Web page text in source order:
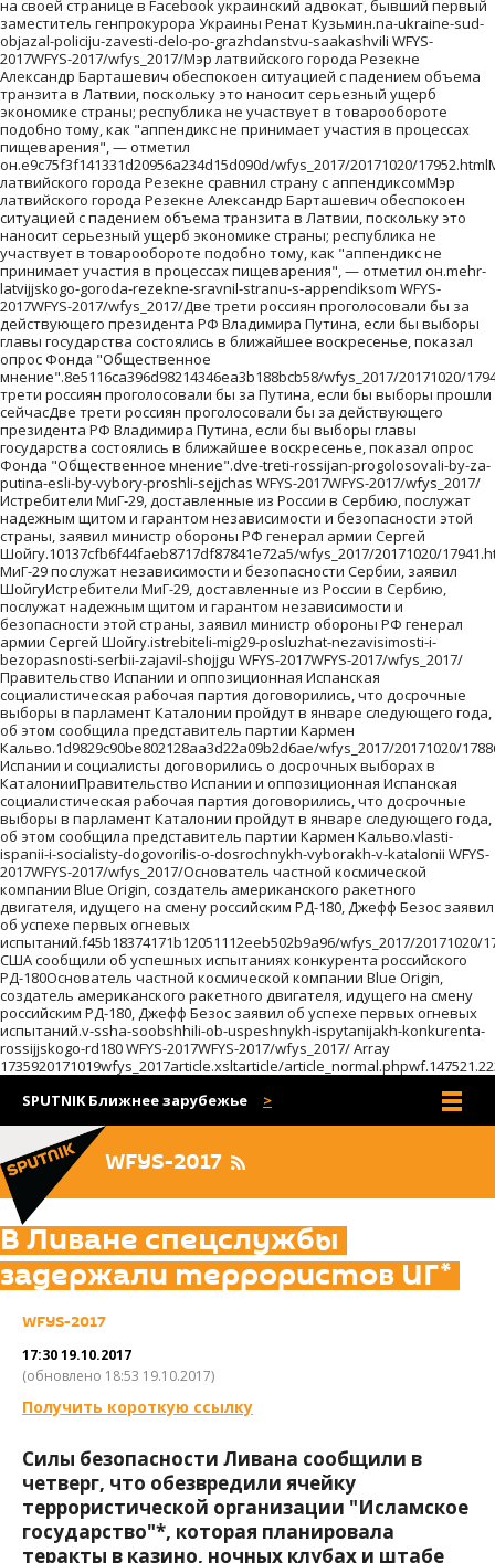
твует в товарообороте
подобно тому, как "аппендикс не принимает участия в процессах
пищеварения", — отметил
он.e9c75f3f141331d20956a234d15d090d/wfys_2017/20171020/
латвийского города Резекне сравнил страну с аппендиксомМэр
латвийского города Резекне Александр Барташевич обеспокоен
ситуацией с падением объема транзита в Латвии, поскольку это
наносит серьезный ущерб экономике страны; республика не
участвует в товарообороте подобно тому, как "аппендикс не
принимает участия в процессах пищеварения", — отметил он.mehr-
latvijjskogo-goroda-rezekne-sravnil-stranu-s-appendiksom WFYS-
2017WFYS-2017/wfys_2017/Две трети россиян проголосовали бы за
действующего президента РФ Владимира Путина, если бы выборы
главы государства состоялись в ближайшее воскресенье, показал
опрос Фонда "Общественное
мнение".8e5116ca396d98214346ea3b188bcb58/wfys_2017/20171020/
трети россиян проголосовали бы за Путина, если бы выборы прошли
сейчасДве трети россиян проголосовали бы за действующего
президента РФ Владимира Путина, если бы выборы главы
государства состоялись в ближайшее воскресенье, показал опрос
Фонда "Общественное мнение".dve-treti-rossijan-progolosovali-by-za-
putina-esli-by-vybory-proshli-sejjchas WFYS-2017WFYS-2017/wfys_2017/
Истребители МиГ-29, доставленные из России в Сербию, послужат
надежным щитом и гарантом независимости и безопасности этой
страны, заявил министр обороны РФ генерал армии Сергей
Шойгу.10137cfb6f44faeb8717df87841e72a5/wfys_2017/20171020/
МиГ-29 послужат независимости и безопасности Сербии, заявил
ШойгуИстребители МиГ-29, доставленные из России в Сербию,
послужат надежным щитом и гарантом независимости и
безопасности этой страны, заявил министр обороны РФ генерал
армии Сергей Шойгу.istrebiteli-mig29-posluzhat-nezavisimosti-i-
bezopasnosti-serbii-zajavil-shojjgu WFYS-2017WFYS-2017/wfys_2017/
Правительство Испании и оппозиционная Испанская
социалистическая рабочая партия договорились, что досрочные
выборы в парламент Каталонии пройдут в январе следующего года,
об этом сообщила представитель партии Кармен
Кальво.1d9829c90be802128aa3d22a09b2d6ae/wfys_2017/20171020/
Испании и социалисты договорились о досрочных выборах в
КаталонииПравительство Испании и оппозиционная Испанская
социалистическая рабочая партия договорились, что досрочные
выборы в парламент Каталонии пройдут в январе следующего года,
об этом сообщила представитель партии Кармен Кальво.vlasti-
ispanii-i-socialisty-dogovorilis-o-dosrochnykh-vyborakh-v-katalonii WFYS-
2017WFYS-2017/wfys_2017/Основатель частной космической
компании Blue Origin, создатель американского ракетного
двигателя, идущего на смену российским РД-180, Джефф Безос заявил
об успехе первых огневых
испытаний.f45b18374171b12051112eeb502b9a96/wfys_2017/20171020/
США сообщили об успешных испытаниях конкурента российского
РД-180Основатель частной космической компании Blue Origin,
создатель американского ракетного двигателя, идущего на смену
российским РД-180, Джефф Безос заявил об успехе первых огневых
испытаний.v-ssha-soobshhili-ob-uspeshnykh-ispytanijakh-konkurenta-
rossijjskogo-rd180 WFYS-2017WFYS-2017/wfys_2017/ Array
1735920171019wfys_2017article.xsltarticle/
SPUTNIK Ближнее зарубежье
Все сайты
WFYS-2017
В Ливане спецслужбы
задержали террористов ИГ*
WFYS-2017
17:30 19.10.2017
(обновлено 18:53 19.10.2017)
Получить короткую ссылку
Силы безопасности Ливана сообщили в
четверг, что обезвредили ячейку
террористической организации "Исламское
государство"*, которая планировала
теракты в казино, ночных клубах и штабе